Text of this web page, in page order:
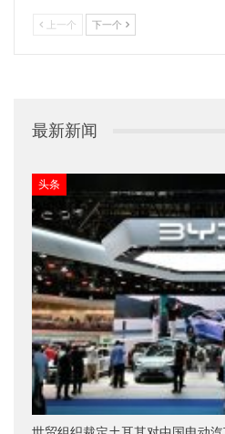
上一个 下一个
最新新闻
头条